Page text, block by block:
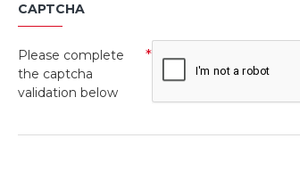
CAPTCHA
Please complete
the captcha
validation below